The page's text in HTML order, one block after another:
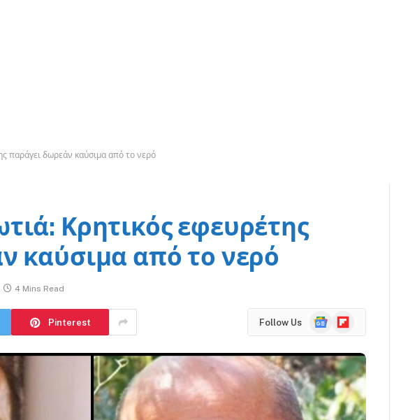
παράγει δωρεάν καύσιμα από το νερό
Κρητικός εφευρέτης
καύσιμα από το νερό
4 Mins Read
Pinterest Follow Us
GoogleFlipboard